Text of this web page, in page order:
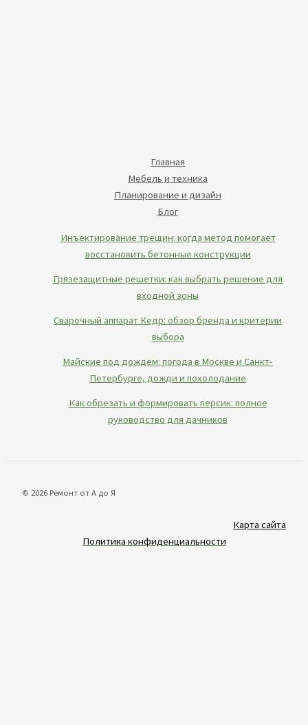
Главная
Мебель и техника
Планирование и дизайн
Блог
Инъектирование трещин: когда метод помогает
восстановить бетонные конструкции
Грязезащитные решетки: как выбрать решение для
входной зоны
Сварочный аппарат Кедр: обзор бренда и критерии
выбора
Майские под дождем: погода в Москве и Санкт-
Петербурге, дожди и похолодание
Как обрезать и формировать персик: полное
руководство для дачников
© 2026 Ремонт от А до Я
Карта сайта
Политика конфиденциальности